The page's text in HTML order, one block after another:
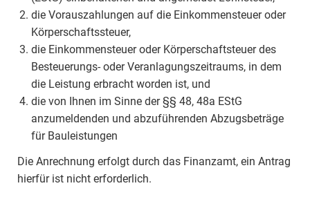
die Vorauszahlungen auf die Einkommensteuer oder
Körperschaftssteuer,
die Einkommensteuer oder Körperschaftsteuer des
Besteuerungs- oder Veranlagungszeitraums, in dem
die Leistung erbracht worden ist, und
die von Ihnen im Sinne der §§ 48, 48a EStG
anzumeldenden und abzuführenden Abzugsbeträge
für Bauleistungen
Die Anrechnung erfolgt durch das Finanzamt, ein Antrag
hierfür ist nicht erforderlich.